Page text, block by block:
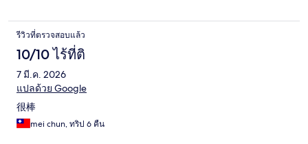
รีวิวที่ตรวจสอบแล้ว
10/10 ไร้ที่ติ
7 มี.ค. 2026
แปลด้วย Google
很棒
mei chun, ทริป 6 คืน